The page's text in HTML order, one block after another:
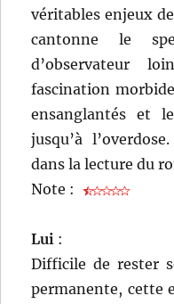
véritables enjeux
cantonne le
d’observateur
fascination
ensanglantés et
jusqu’à
dans la lecture du
Note :
Lui :
Difficile de rester
permanente, cette